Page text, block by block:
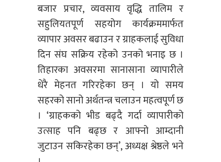
बजार प्रचार, व्यवसाय वृद्धि तालिम र
सहुलियतपूर्ण सहयोग कार्यक्रममार्फत
व्यापार अवसर बढाउन र ग्राहकलाई सुविधा
दिन संघ सक्रिय रहेको उनको भनाइ छ ।
तिहारका अवसरमा सानासाना व्यापारीले
धेरै मेहनत गरिरहेका छन् । यो समय
सहरको सानो अर्थतन्त्र चलाउन महत्वपूर्ण छ
। ‘ग्राहकको भीड बढ्दै गर्दा व्यापारीको
उत्साह पनि बढ्छ र आफ्नो आम्दानी
जुटाउन सकिरहेका छन्’, अध्यक्ष श्रेष्ठले भने